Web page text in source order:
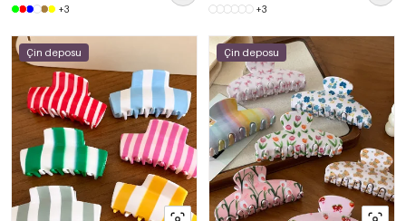
+3 +3
Çin deposu Çin deposu